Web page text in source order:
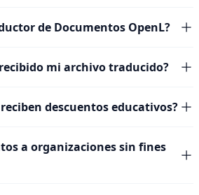
de Documentos OpenL?
mi archivo traducido?
descuentos educativos?
a organizaciones sin fines